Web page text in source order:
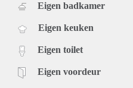
Eigen badkamer
Eigen keuken
Eigen toilet
Eigen voordeur